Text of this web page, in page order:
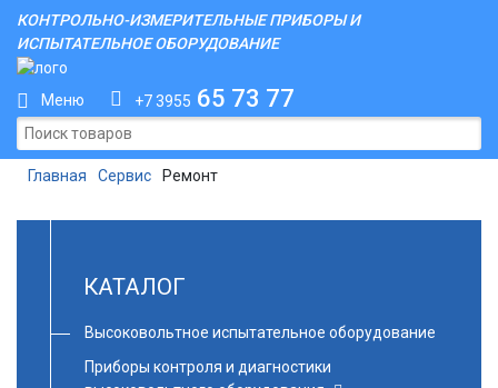
КОНТРОЛЬНО-ИЗМЕРИТЕЛЬНЫЕ ПРИБОРЫ И
ИСПЫТАТЕЛЬНОЕ ОБОРУДОВАНИЕ
Меню +7 3955 65 73 77
Главная Сервис Ремонт
КАТАЛОГ
Высоковольтное испытательное оборудование
Приборы контроля и диагностики